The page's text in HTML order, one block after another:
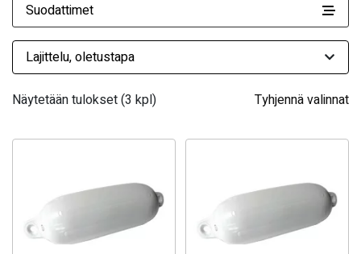
Suodattimet
Näytetään tulokset (3 kpl) Tyhjennä valinnat